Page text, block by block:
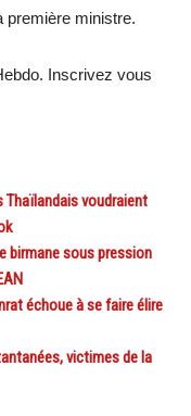
première ministre.
Inscrivez vous
Thaïlandais voudraient
birmane sous pression
échoue à se faire élire
victimes de la